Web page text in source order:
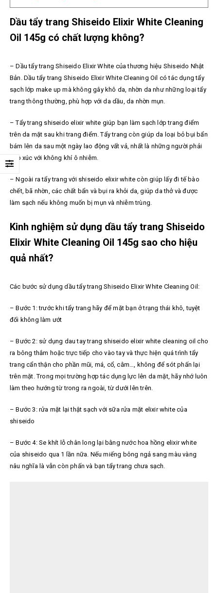
Dầu tẩy trang Shiseido Elixir White Cleaning
Oil 145g có chất lượng không?
– Dầu tẩy trang Shiseido Elixir White của thương hiệu Shiseido Nhật
Bản. Dầu tẩy trang Shiseido Elixir White Cleaning Oil có tác dụng tẩy
sạch lớp make up mà không gây khô da, nhờn da như những loại tẩy
trang thông thường, phù hợp với da dầu, da nhờn mụn.
– Tẩy trang shiseido elixir white giúp bạn làm sạch lớp trang điểm
trên da mặt sau khi trang điểm. Tẩy trang còn giúp da loại bỏ bụi bẩn
bám lên da sau một ngày lao động vất vả, nhất là những người phải
tiếp xúc với không khí ô nhiễm.
– Ngoài ra tẩy trang với shiseido elixir white còn giúp lấy đi tế bào
chết, bã nhờn, các chất bẩn và bụi ra khỏi da, giúp da thở và được
làm sạch nếu không muốn bị mụn và nhiễm trùng.
Kinh nghiệm sử dụng dầu tẩy trang Shiseido
Elixir White Cleaning Oil 145g sao cho hiệu
quả nhất?
Các bước sử dụng d ầu tẩy trang Shiseido Elixir White Cleaning Oil:
– Bước 1: trước khi tẩy trang hãy để mặt bạn ở trạng thái khô, tuyệt
đối không làm ướt
– Bước 2: sử dụng dau tay trang shiseido elixir white cleaning oil cho
ra bông thắm hoặc trực tiếp cho vào tay và thực hiện quá trình tẩy
trang cẩn thận cho phần mũi, má, cổ, cằm…, không để sót phấn lại
trên mặt. Trong mọi trường hợp tác dụng lực lên da mặt, hãy nhớ luôn
làm theo hướng từ trong ra ngoài, từ dưới lên trên.
– Bước 3: rửa mặt lại thật sạch với sữa rửa mặt elixir white của
shiseido
– Bước 4: Se khít lỗ chân long lại bằng nước hoa hồng elixir white
của shiseido qua 1 lần nữa. Nếu miếng bông ngả sang màu vàng
nâu nghĩa là vẫn còn phấn và bạn tẩy trang chưa sạch.